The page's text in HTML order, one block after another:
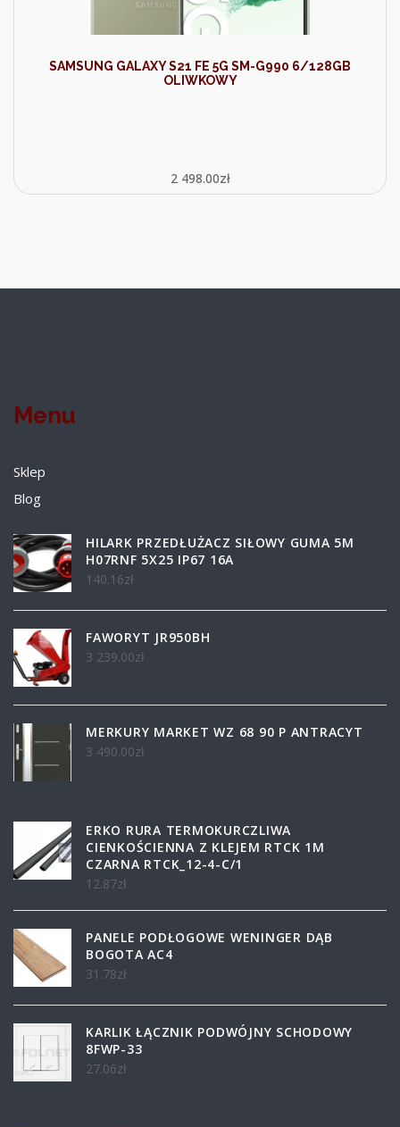
SAMSUNG GALAXY S21 FE 5G SM-G990 6/128GB
OLIWKOWY
2 498.00zł
Menu
Sklep
Blog
HILARK PRZEDŁUŻACZ SIŁOWY GUMA 5M
H07RNF 5X25 IP67 16A
140.16zł
FAWORYT JR950BH
3 239.00zł
MERKURY MARKET WZ 68 90 P ANTRACYT
3 490.00zł
ERKO RURA TERMOKURCZLIWA
CIENKOŚCIENNA Z KLEJEM RTCK 1M
CZARNA RTCK_12-4-C/1
12.87zł
PANELE PODŁOGOWE WENINGER DĄB
BOGOTA AC4
31.78zł
KARLIK ŁĄCZNIK PODWÓJNY SCHODOWY
8FWP-33
27.06zł